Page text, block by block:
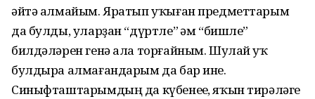
әйтә алмайым. Яратып уҡыған предметтарым
да булды, уларҙан “дүртле” һәм “бишле”
билдәләрен генә ала торғайным. Шулай уҡ
булдыра алмағандарым да бар ине.
Синыфташтарымдың да күбенеһе, яҡын тирәләге